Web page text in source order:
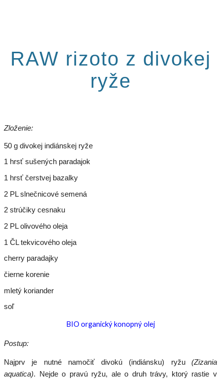
RAW rizoto z divokej
ryže
Zloženie:
50 g divokej indiánskej ryže
1 hrsť sušených paradajok
1 hrsť čerstvej bazalky
2 PL slnečnicové semená
2 strúčiky cesnaku
2 PL olivového oleja
1 ČL tekvicového oleja
cherry paradajky
čierne korenie
mletý koriander
soľ
BIO organický konopný olej
Postup:
Najprv je nutné namočiť divokú (indiánsku) ryžu
(Zizania
aquatica). Nejde o pravú ryžu, ale o druh trávy, ktorý rastie v